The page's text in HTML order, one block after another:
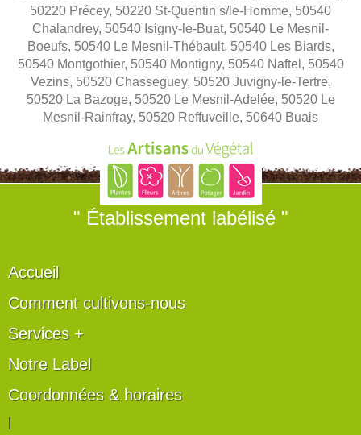
50220 Précey, 50220 St-Quentin s/le-Homme, 50540
Chalandrey, 50540 Isigny-le-Buat, 50540 Le Mesnil-
Boeufs, 50540 Le Mesnil-Thébault, 50540 Les Biards,
50540 Montgothier, 50540 Montigny, 50540 Naftel, 50540
Vezins, 50520 Chasseguey, 50520 Juvigny-le-Tertre,
50520 La Bazoge, 50520 Le Mesnil-Adelée, 50520 Le
Mesnil-Rainfray, 50520 Reffuveille, 50640 Buais
" Établissement labélisé "
Accueil
Comment cultivons-nous
Services +
Notre Label
Coordonnées & horaires